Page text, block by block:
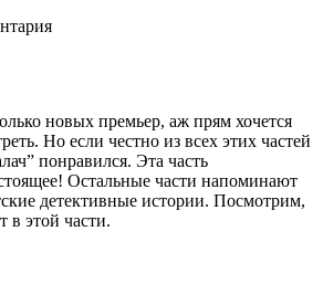
новых премьер, аж прям хочется
Но если честно из всех этих частей
понравился. Эта часть
Остальные части напоминают
детективные истории. Посмотрим,
в этой части.